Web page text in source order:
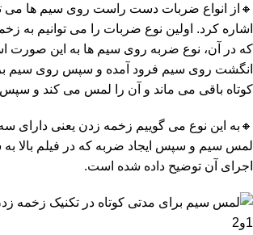
🔸از انواع ضربات دست راست روی سیم ها می
اشاره کرد. اولین نوع ضربات را می توانیم به
که در آن، نوع ضربه روی سیم ها به این صورت
انگشت روی سیم فرود آمده و سپس روی سیم
کوتاه باقی می ماند و آن را لمس می کند و
🔸به این نوع می گوییم زخمه زدن یعنی دارای
لمس سیم و سپس ایجاد ضربه که در فیلم بالا
اجرای آن توضیح داده شده است.